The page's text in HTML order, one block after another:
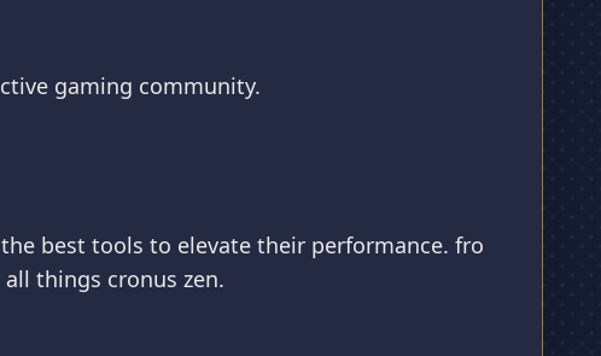
gaming community.
best tools to elevate their performance. fro
things cronus zen.